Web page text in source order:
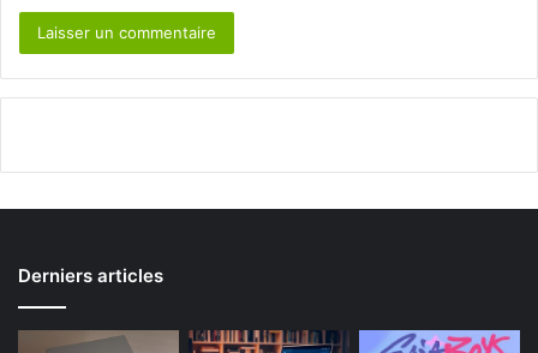
Derniers articles